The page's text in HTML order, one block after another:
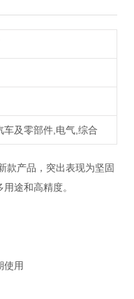
车及零部件,电气,综合
款产品，突出表现为坚固
途和高精度。
使用